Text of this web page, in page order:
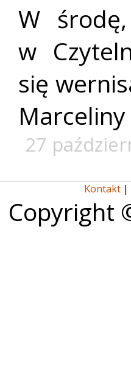
W
w
się
27
Kontakt |
Copyright